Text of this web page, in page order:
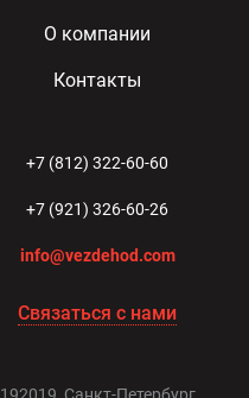
О компании
Контакты
+7 (812) 322-60-60
+7 (921) 326-60-26
info@vezdehod.com
Связаться с нами